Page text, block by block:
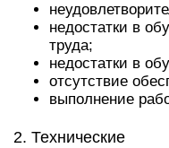
недостатки в
труда;
недостатки в
отсутствие
выполнение
2. Технические